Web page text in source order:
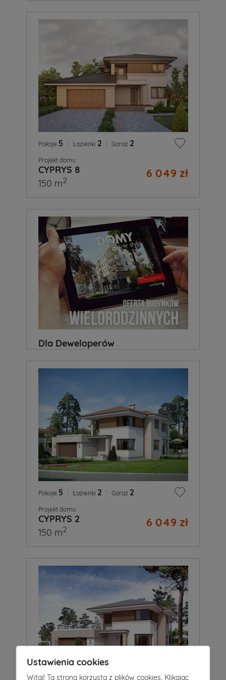
Pokoje 5 Łazienki 2 Garaż 2
Projekt domu
CYPRYS 8 6 049 zł
150 m2
Dla Deweloperów
Pokoje 5 Łazienki 2 Garaż 2
Projekt domu
CYPRYS 2 6 049 zł
150 m2
Ustawienia cookies
Witaj! Ta strona korzysta z plików cookies. Klikając